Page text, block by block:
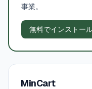
事業。
無料でインストー
MinCart